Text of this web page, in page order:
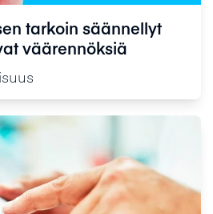
tarkoin säännellyt
väärennöksiä